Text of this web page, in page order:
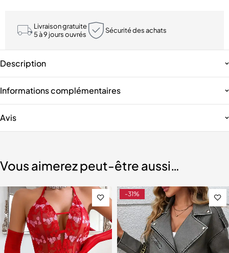
Livraison gratuite
5 à 9 jours ouvrés
Sécurité des achats
Description
Informations complémentaires
Avis
Vous aimerez peut-être aussi…
-31%